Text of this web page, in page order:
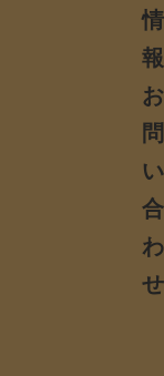
情
報
お
問
い
合
わ
せ